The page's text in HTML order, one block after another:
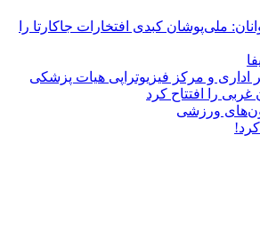
ملی‌پوشان کبدی افتخارات جاکارتا را
اداری و مرکز فیزیوتراپی هیات پزشکی
را افتتاح کرد
ورزشی